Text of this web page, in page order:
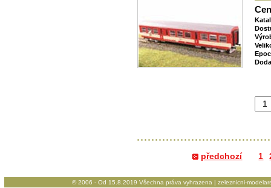
předchozí 1
© 2006 - Od 15.8.2019 Všechna práva vyhrazena | zeleznicni-